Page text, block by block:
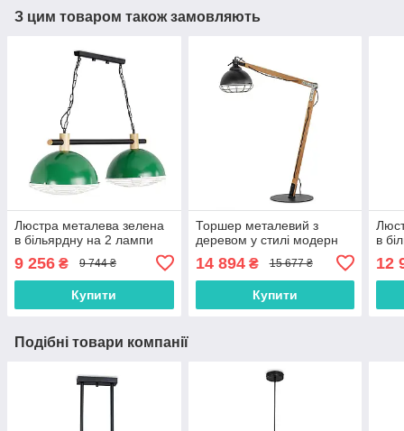
З цим товаром також замовляють
Люстра металева зелена
в більярдну на 2 лампи
9 256 ₴ 9 744 ₴
Купити
Торшер металевий з
деревом у стилі модерн
14 894₴ 15 677 ₴
Купити
в
12
Подібні товари компанії